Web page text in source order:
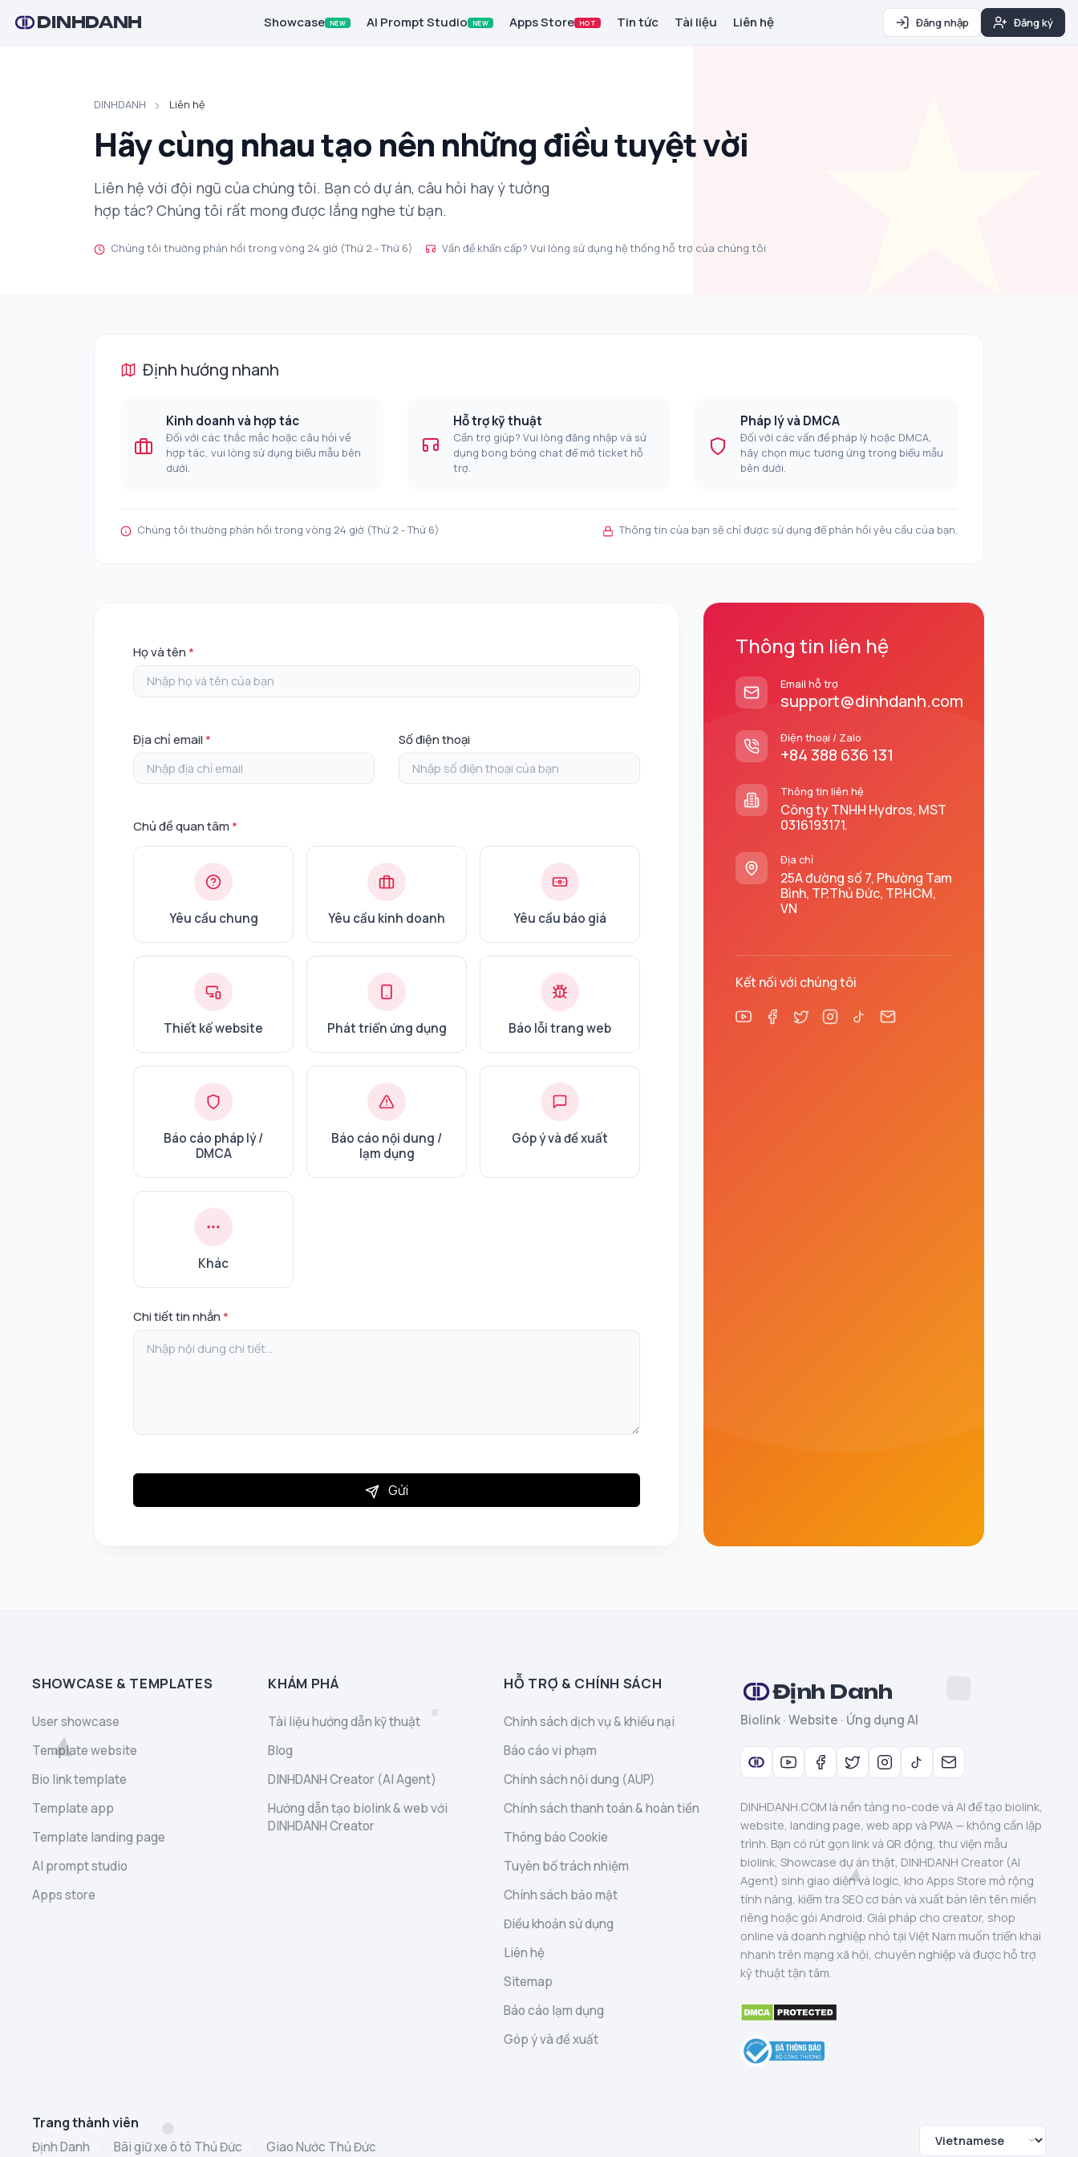
DINHDANH Showcase NEW AI Prompt Studio NEW Apps Store HOT Tin tức Tài liệu Liên hệ Đăng nhập Đăng ký
DINHDANH Liên hệ
Hãy cùng nhau tạo nên những điều tuyệt vời
Liên hệ với đội ngũ của chúng tôi. Bạn có dự án, câu hỏi hay ý tưởng
hợp tác? Chúng tôi rất mong được lắng nghe từ bạn.
Chúng tôi thường phản hồi trong vòng 24 giờ (Thứ 2 - Thứ 6) Vấn đề khẩn cấp? Vui lòng sử dụng hệ thống hỗ trợ của chúng tôi
Định hướng nhanh
Kinh doanh và hợp tác
Đối với các thắc mắc hoặc câu hỏi về
hợp tác, vui lòng sử dụng biểu mẫu bên
dưới.
Hỗ trợ kỹ thuật
Cần trợ giúp? Vui lòng đăng nhập và sử
dụng bong bóng chat để mở ticket hỗ
trợ.
Pháp lý và DMCA
Đối với các vấn đề pháp lý hoặc DMCA,
hãy chọn mục tương ứng trong biểu mẫu
bên dưới.
Chúng tôi thường phản hồi trong vòng 24 giờ (Thứ 2 - Thứ 6) Thông tin của bạn sẽ chỉ được sử dụng để phản hồi yêu cầu của bạn.
Họ và tên *
Địa chỉ email * Số điện thoại
Chủ đề quan tâm *
Yêu cầu chung Yêu cầu kinh doanh Yêu cầu báo giá
Thiết kế website Phát triển ứng dụng Báo lỗi trang web
Báo cáo pháp lý /
DMCA
Báo cáo nội dung /
lạm dụng
Góp ý và đề xuất
Khác
Chi tiết tin nhắn *
Gửi
Thông tin liên hệ
Email hỗ trợ
support@dinhdanh.com
Điện thoại / Zalo
+84 388 636 131
Thông tin liên hệ
Công ty TNHH Hydros, MST
0316193171.
Địa chỉ
25A đường số 7, Phường Tam
Bình, TP.Thủ Đức, TP.HCM,
VN
Kết nối với chúng tôi
SHOWCASE & TEMPLATES
User showcase
Template website
Bio link template
Template app
Template landing page
AI prompt studio
Apps store
KHÁM PHÁ
Tài liệu hướng dẫn kỹ thuật
Blog
DINHDANH Creator (AI Agent)
Hướng dẫn tạo biolink & web với
DINHDANH Creator
HỖ TRỢ & CHÍNH SÁCH
Chính sách dịch vụ & khiếu nại
Báo cáo vi phạm
Chính sách nội dung (AUP)
Chính sách thanh toán & hoàn tiền
Thông báo Cookie
Tuyên bố trách nhiệm
Chính sách bảo mật
Điều khoản sử dụng
Liên hệ
Sitemap
Báo cáo lạm dụng
Góp ý và đề xuất
Định Danh
Biolink · Website · Ứng dụng AI
DINHDANH.COM là nền tảng no-code và AI để tạo biolink,
website, landing page, web app và PWA — không cần lập
trình. Bạn có rút gọn link và QR động, thư viện mẫu
biolink, Showcase dự án thật, DINHDANH Creator (AI
Agent) sinh giao diện và logic, kho Apps Store mở rộng
tính năng, kiểm tra SEO cơ bản và xuất bản lên tên miền
riêng hoặc gói Android. Giải pháp cho creator, shop
online và doanh nghiệp nhỏ tại Việt Nam muốn triển khai
nhanh trên mạng xã hội, chuyên nghiệp và được hỗ trợ
kỹ thuật tận tâm.
Trang thành viên
Định Danh Bãi giữ xe ô tô Thủ Đức Giao Nước Thủ Đức